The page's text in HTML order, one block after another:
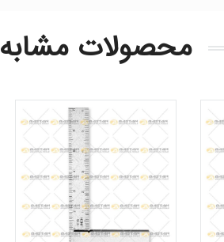
محصولات مشابه